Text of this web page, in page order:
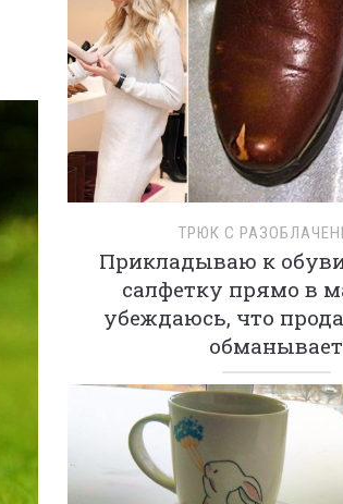
ТРЮК С
Прикладываю к
салфетку прямо в
убеждаюсь, что
обманывает